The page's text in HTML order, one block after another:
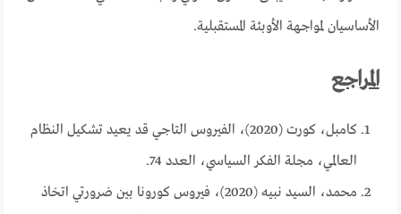
الأساسيان لمواجهة الأوبئة المستقبلية.
المراجع
كامبل، كورت (2020)، الفيروس التاجي قد يعيد تشكيل النظام
العالمي، مجلة الفكر السياسي، العدد 74.
محمد، السيد نبيه (2020)، فيروس كورونا بين ضرورتي اتخاذ